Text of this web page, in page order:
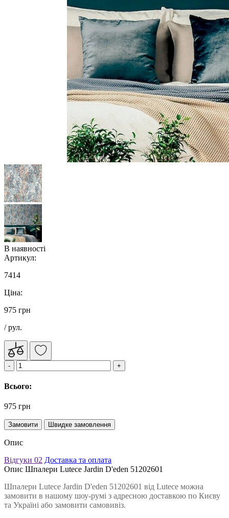
В наявності
Артикул:
7414
Ціна:
975 грн
/ рул.
Всього:
975 грн
Замовити Швидке замовлення
Опис
Відгуки 02 Доставка та оплата
Опис Шпалери Lutece Jardin D'eden 51202601
Шпалери Lutece Jardin D'eden 51202601 від Lutece можна
замовити в нашому шоу-румі з адресною доставкою по Києву
та Україні або замовити самовивіз.